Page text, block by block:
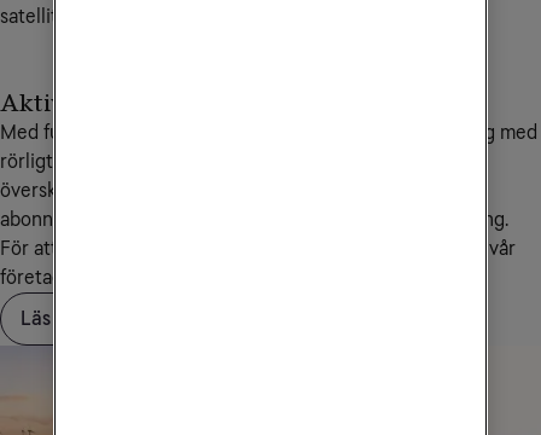
satellitsamtal.
Aktivera Saldotak
Med funktionen Saldotak kan du som har ett abonnemang med
rörligt pris sätta en spärr vid ett belopp som inte får
överskridas. När saldotaket är uppnått spärras ditt
abonnemang samt eventuella gratistjänster för användning.
För att aktivera, ändra eller ta bort saldotak kontaktar du vår
företagskundservice på
Läs mer om Saldotak